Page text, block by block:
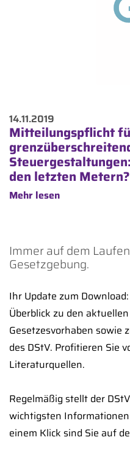
14.11.2019
Mitteilungspflicht
den letzten Metern?
Mehr lesen
Immer auf dem
Gesetzgebung.
Ihr Update zum
Überblick zu den
Gesetzesvorhaben sowie
des DStV. Profitieren Sie
Literaturquellen.
Regelmäßig stellt der
wichtigsten
einem Klick sind Sie auf